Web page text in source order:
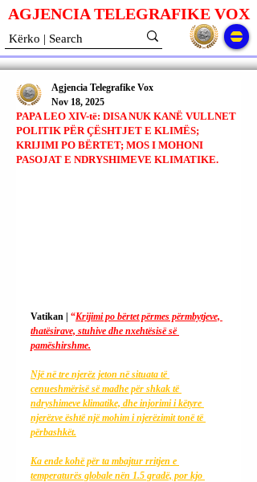
AGJENCIA TELEGRAFIKE VOX
PAPA LEO XIV-të: DISA NUK KANË VULLNET
POLITIK PËR ÇËSHTJET E KLIMËS;
KRIJIMI PO BËRTET; MOS I MOHONI
PASOJAT E NDRYSHIMEVE KLIMATIKE.
Agjencia Telegrafike Vox
Nov 18, 2025
Vatikan | “Krijimi po bërtet përmes përmbytjeve,
thatësirave, stuhive dhe nxehtësisë së
pamëshirshme.
Një në tre njerëz jeton në situata të
cenueshmërisë së madhe për shkak të
ndryshimeve klimatike, dhe injorimi i këtyre
njerëzve është një mohim i njerëzimit tonë të
përbashkët.
Ka ende kohë për ta mbajtur rritjen e
temperaturës globale nën 1.5 gradë, por kjo